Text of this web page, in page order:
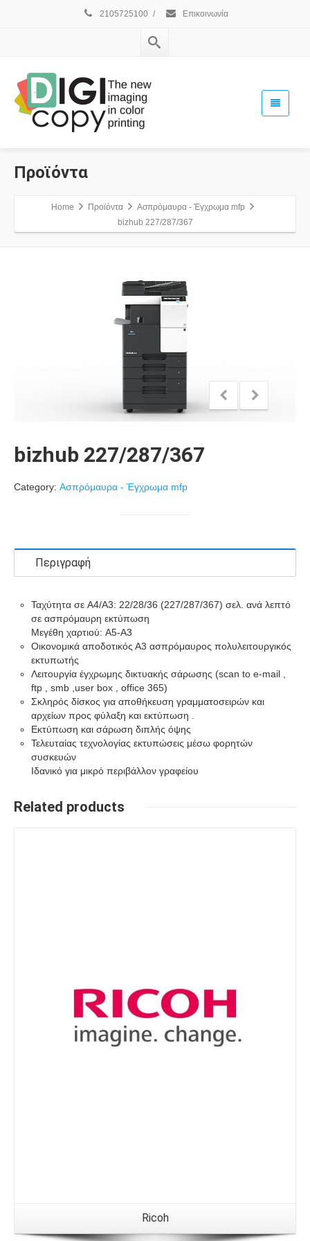
2105725100 / Επικοινωνία
Προϊόντα
Home Προϊόντα
Ασπρόμαυρα - Έγχρωμα mfp
bizhub 227/287/367
bizhub 227/287/367
Category: Ασπρόμαυρα - Έγχρωμα mfp
Περιγραφή
Ταχύτητα σε A4/A3: 22/28/36 (227/287/367) σελ. ανά λεπτό
σε ασπρόμαυρη εκτύπωση
Μεγέθη χαρτιού: A5-A3
Οικονομικά αποδοτικός Α3 ασπρόμαυρος πολυλειτουργικός
εκτυπωτής
Λειτουργία έγχρωμης δικτυακής σάρωσης (scan to e-mail ,
ftp , smb ,user box , office 365)
Σκληρός δίσκος για αποθήκευση γραμματοσειρών και
αρχείων προς φύλαξη και εκτύπωση .
Εκτύπωση και σάρωση διπλής όψης
Τελευταίας τεχνολογίας εκτυπώσεις μέσω φορητών
συσκευών
Ιδανικό για μικρό περιβάλλον γραφείου
Related products
Ricoh